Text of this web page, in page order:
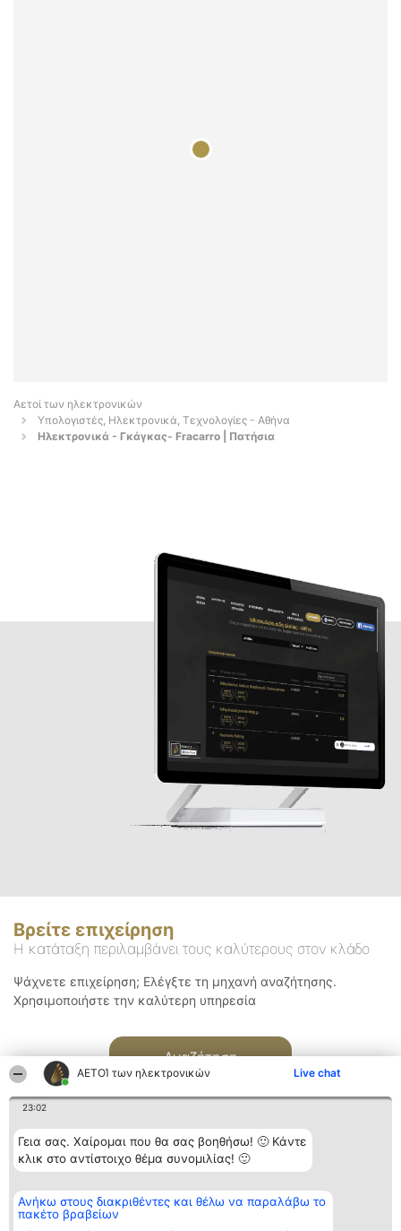
ΑΕΤΟΊ των ηλεκτρονικών Live chat
23:02
Γεια σας. Χαίρομαι που θα σας βοηθήσω! 🙂 Κάντε
κλικ στο αντίστοιχο θέμα συνομιλίας! 🙂
Ανήκω στους διακριθέντες και θέλω να παραλάβω το
πακέτο βραβείων
Αετοί των ηλεκτρονικών
Υπολογιστές, Ηλεκτρονικά, Τεχνολογίες - Αθήνα
Ηλεκτρονικά - Γκάγκας- Fracarro | Πατήσια
Βρείτε επιχείρηση
Η κατάταξη περιλαμβάνει τους καλύτερους στον κλάδο
Ψάχνετε επιχείρηση; Ελέγξτε τη μηχανή αναζήτησης.
Χρησιμοποιήστε την καλύτερη υπηρεσία
Αναζήτηση
Διοργανωτής της
κατάταξης
BEAUTIFUL COMPANY
Κατάταξη
Διακριθέντες
των
Επικοινωνία
Επικοινωνία